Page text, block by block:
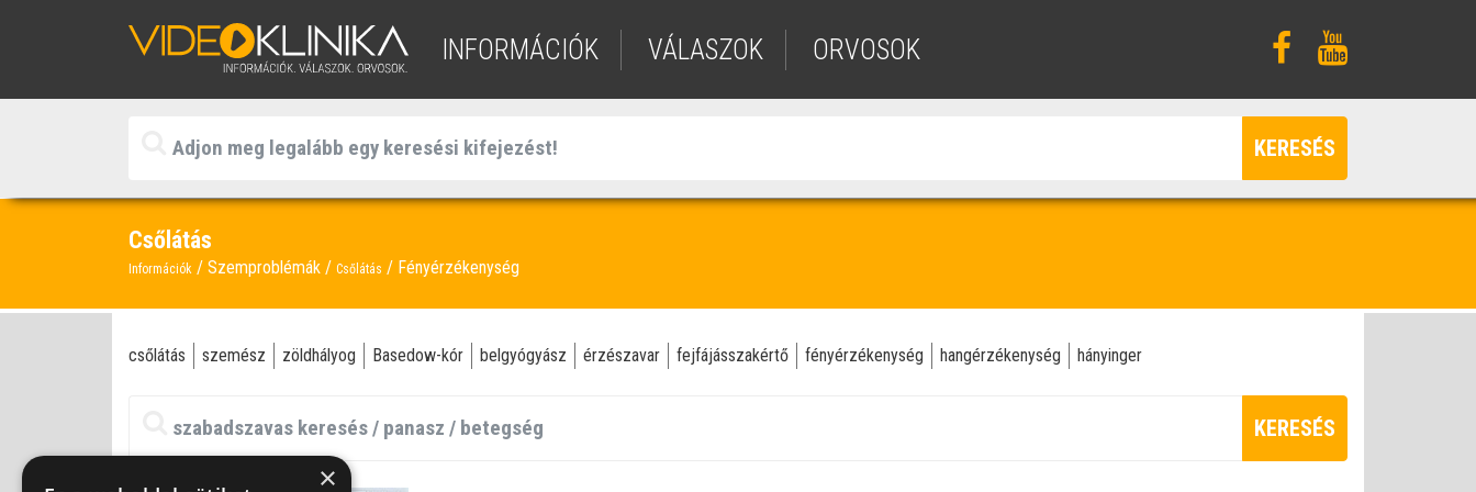
INFORMÁCIÓK VÁLASZOK ORVOSOK
KERESÉS
Csőlátás
Információk Szemproblémák Csőlátás Fényérzékenység
csőlátás szemész zöldhályog Basedow-kór belgyógyász érzészavar fejfájásszakértő fényérzékenység hangérzékenység hányinger
KERESÉS
×